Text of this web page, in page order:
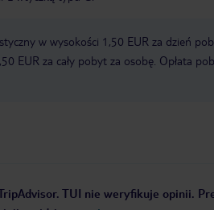
w wysokości 1,50 EUR za dzień
EUR za cały pobyt za osobę. Opłata
TUI nie weryfikuje opinii.